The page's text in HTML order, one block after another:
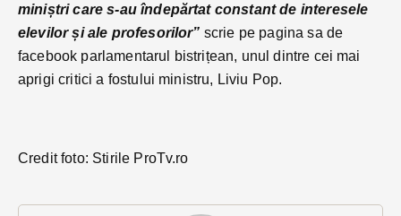
miniștri care s-au îndepărtat constant de interesele
elevilor și ale profesorilor” scrie pe pagina sa de
facebook parlamentarul bistrițean, unul dintre cei mai
aprigi critici a fostului ministru, Liviu Pop.
Credit foto: Stirile ProTv.ro